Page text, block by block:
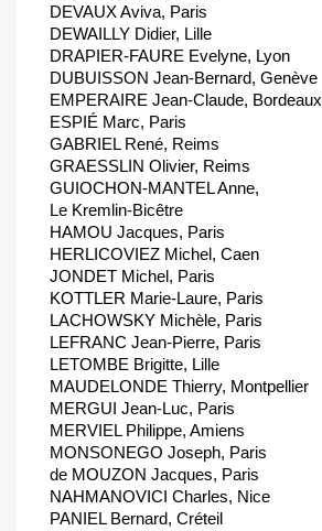
DEVAUX Aviva, Paris
DEWAILLY Didier, Lille
DRAPIER-FAURE Evelyne, Lyon
DUBUISSON Jean-Bernard, Genève
EMPERAIRE Jean-Claude, Bordeaux
ESPIÉ Marc, Paris
GABRIEL René, Reims
GRAESSLIN Olivier, Reims
GUIOCHON-MANTEL Anne,
Le Kremlin-Bicêtre
HAMOU Jacques, Paris
HERLICOVIEZ Michel, Caen
JONDET Michel, Paris
KOTTLER Marie-Laure, Paris
LACHOWSKY Michèle, Paris
LEFRANC Jean-Pierre, Paris
LETOMBE Brigitte, Lille
MAUDELONDE Thierry, Montpellier
MERGUI Jean-Luc, Paris
MERVIEL Philippe, Amiens
MONSONEGO Joseph, Paris
de MOUZON Jacques, Paris
NAHMANOVICI Charles, Nice
PANIEL Bernard, Créteil